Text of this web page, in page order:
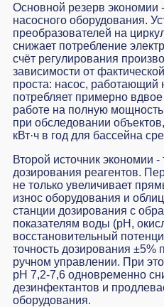
Основной резерв экономии
насосного оборудования.
преобразователей на
снижает потребление
счёт регулирования
зависимости от
проста: насос, работающий
потребляет примерно
работе на полную
при обследовании
кВт·ч в год для бассейна
Второй источник экономии -
дозирования реагентов.
не только увеличивает
износ оборудования и
станции дозирования с
показателям воды (pH,
восстановительный
точность дозирования ±5%
ручном управлении. При
pH 7,2-7,6 одновременно
дезинфектантов и
оборудования.